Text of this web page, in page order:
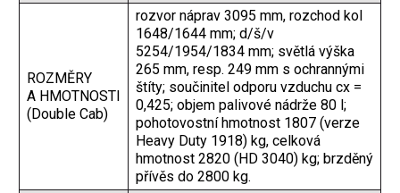
ROZMĚRY
A HMOTNOSTI
(Double Cab)
rozvor náprav 3095 mm, rozchod kol
1648/1644 mm; d/š/v
5254/1954/1834 mm; světlá výška
265 mm, resp. 249 mm s ochrannými
štíty; součinitel odporu vzduchu cx =
0,425; objem palivové nádrže 80 l;
pohotovostní hmotnost 1807 (verze
Heavy Duty 1918) kg, celková
hmotnost 2820 (HD 3040) kg; brzděný
přívěs do 2800 kg.